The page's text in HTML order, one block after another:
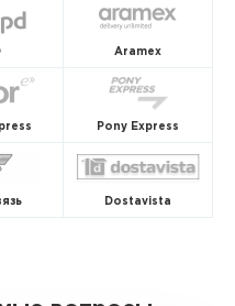
Aramex
Pony Express
Dostavista